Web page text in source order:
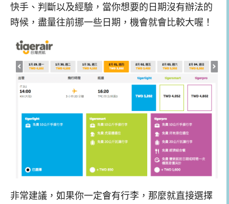
快手、判斷以及經驗，當你想要的日期沒有辦法的
時候，盡量往前挪一些日期，機會就會比較大喔！
非常建議，如果你一定會有行李，那麼就直接選擇